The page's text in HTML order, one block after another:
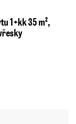
1+kk 35 m²,